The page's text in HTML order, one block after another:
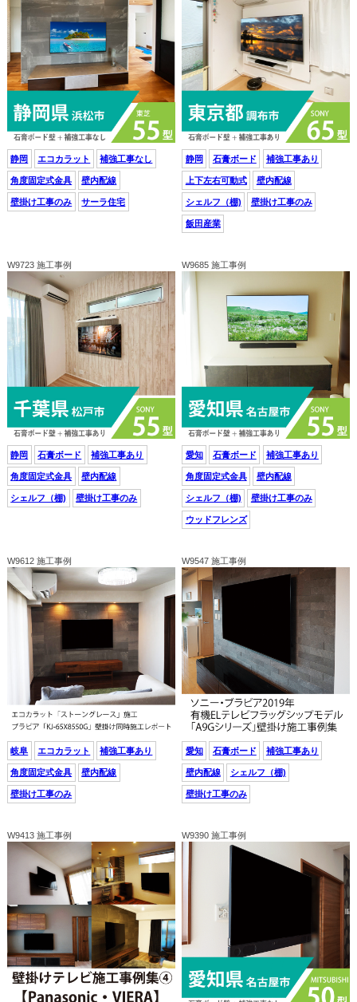
静岡 エコカラット 補強工事なし
角度固定式金具 壁内配線
壁掛け工事のみ サーラ住宅
静岡 石膏ボード 補強工事あり
上下左右可動式 壁内配線
シェルフ（棚) 壁掛け工事のみ
飯田産業
W9723 施工事例
静岡 石膏ボード 補強工事あり
角度固定式金具 壁内配線
シェルフ（棚) 壁掛け工事のみ
W9685 施工事例
愛知 石膏ボード 補強工事あり
角度固定式金具 壁内配線
シェルフ（棚) 壁掛け工事のみ
ウッドフレンズ
W9612 施工事例
岐阜 エコカラット 補強工事あり
角度固定式金具 壁内配線
壁掛け工事のみ
W9547 施工事例
愛知 石膏ボード 補強工事あり
壁内配線 シェルフ（棚)
壁掛け工事のみ
W9413 施工事例 W9390 施工事例